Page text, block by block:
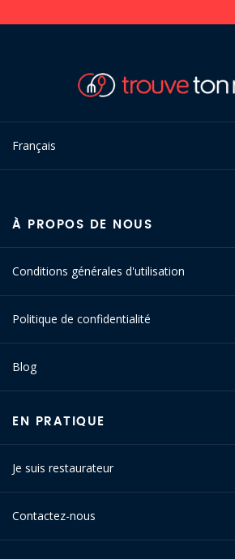
Français
À PROPOS DE NOUS
Conditions générales d'utilisation
Politique de confidentialité
Blog
EN PRATIQUE
Je suis restaurateur
Contactez-nous